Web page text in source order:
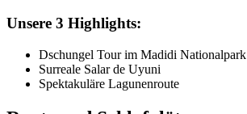
Unsere 3 Highlights:
Dschungel Tour im Madidi Nationalpark
Surreale Salar de Uyuni
Spektakuläre Lagunenroute